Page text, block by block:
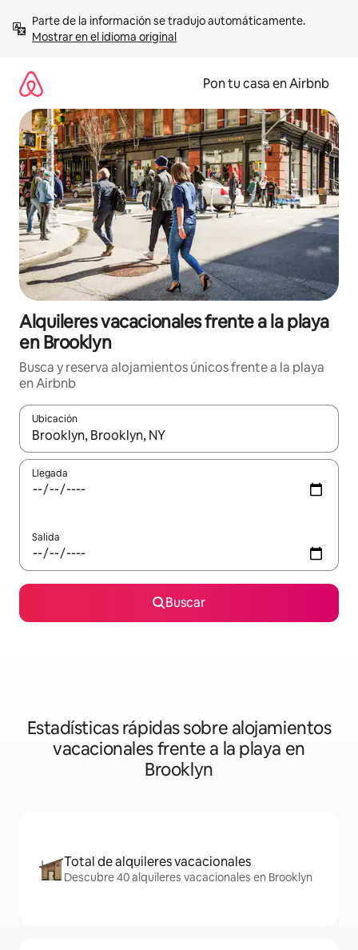
contenidoMostrar en el idioma original
Pon tu casa en Airbnb
Alquileres vacacionales frente a la playa
en Brooklyn
Busca y reserva alojamientos únicos frente a la playa
en Airbnb
Ubicación
Cuando los resultados estén disponibles, navega con las
Llegada
Salida
Buscar
Estadísticas rápidas sobre alojamientos
vacacionales frente a la playa en
Brooklyn
Total de alquileres vacacionales
Descubre 40 alquileres vacacionales en Brooklyn